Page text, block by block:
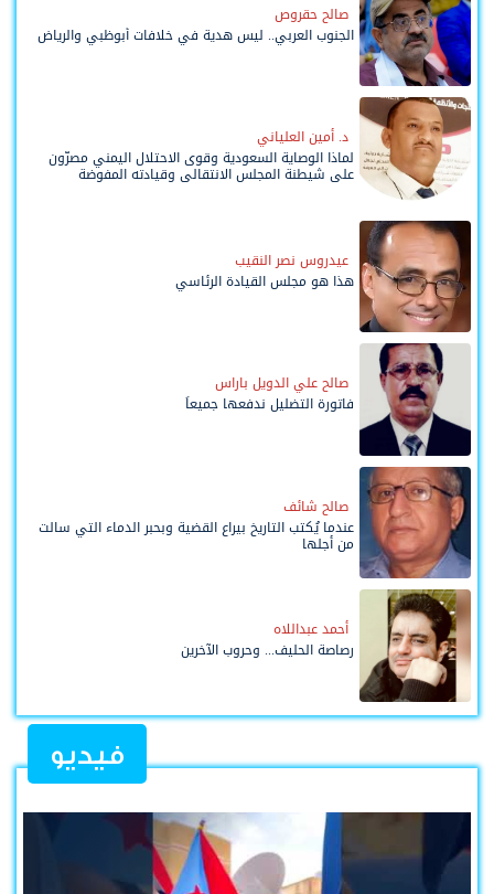
صالح حقروص
الجنوب العربي.. ليس هدية في خلافات أبوظبي والرياض
د. أمين العلياني
لماذا الوصاية السعودية وقوى الاحتلال اليمني مصرّون
على شيطنة المجلس الانتقالي وقيادته المفوضة
عيدروس نصر النقيب
هذا هو مجلس القيادة الرئاسي
صالح علي الدويل باراس
فاتورة التضليل ندفعها جميعاً
صالح شائف
عندما يُكتب التاريخ بيراع القضية وبحبر الدماء التي سالت
من أجلها
أحمد عبداللاه
رصاصة الحليف... وحروب الآخرين
فيديو